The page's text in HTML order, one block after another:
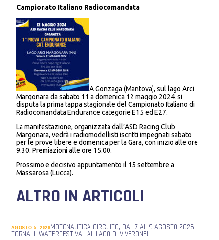
Campionato Italiano Radiocomandata
A Gonzaga (Mantova), sul lago Arci
Margonara da sabato 11 a domenica 12 maggio 2024, si
disputa la prima tappa stagionale del Campionato Italiano di
Radiocomandata Endurance categorie E15 ed E27.
La manifestazione, organizzata dall’ASD Racing Club
Margonara, vedrà i radiomodellisti iscritti impegnati sabato
per le prove libere e domenica per la Gara, con inizio alle ore
9.30. Premiazioni alle ore 15.00.
Prossimo e decisivo appuntamento il 15 settembre a
Massarosa (Lucca).
ALTRO IN ARTICOLI
AGOSTO 5, 2026MOTONAUTICA CIRCUITO, DAL 7 AL 9 AGOSTO 2026
TORNA IL WATERFESTIVAL AL LAGO DI VIVERONE!